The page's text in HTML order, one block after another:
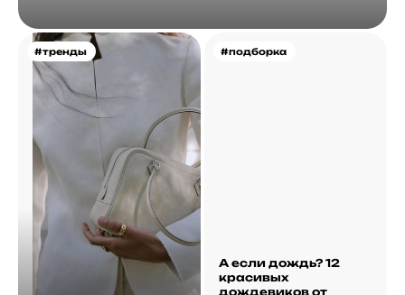
#тренды #подборка
А если дождь? 12
красивых
дождевиков от